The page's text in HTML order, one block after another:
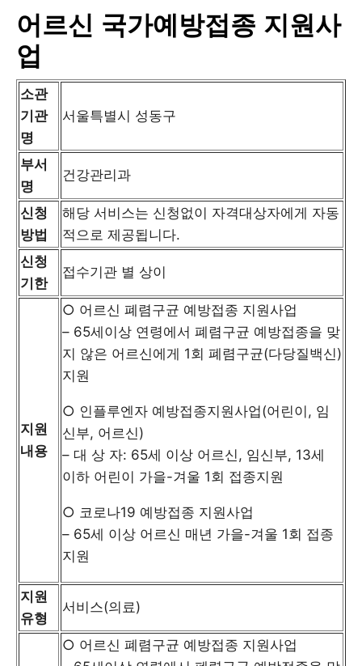
어르신 국가예방접종 지원사
업
소관
기관
명
서울특별시 성동구
부서
명
건강관리과
신청
방법
해당 서비스는 신청없이 자격대상자에게 자동
적으로 제공됩니다.
신청
기한
접수기관 별 상이
지원
내용
○ 어르신 폐렴구균 예방접종 지원사업
– 65세이상 연령에서 폐렴구균 예방접종을 맞
지 않은 어르신에게 1회 폐렴구균(다당질백신)
지원
○ 인플루엔자 예방접종지원사업(어린이, 임
신부, 어르신)
– 대 상 자: 65세 이상 어르신, 임신부, 13세
이하 어린이 가을-겨울 1회 접종지원
○ 코로나19 예방접종 지원사업
– 65세 이상 어르신 매년 가을-겨울 1회 접종
지원
지원
유형
서비스(의료)
○ 어르신 폐렴구균 예방접종 지원사업